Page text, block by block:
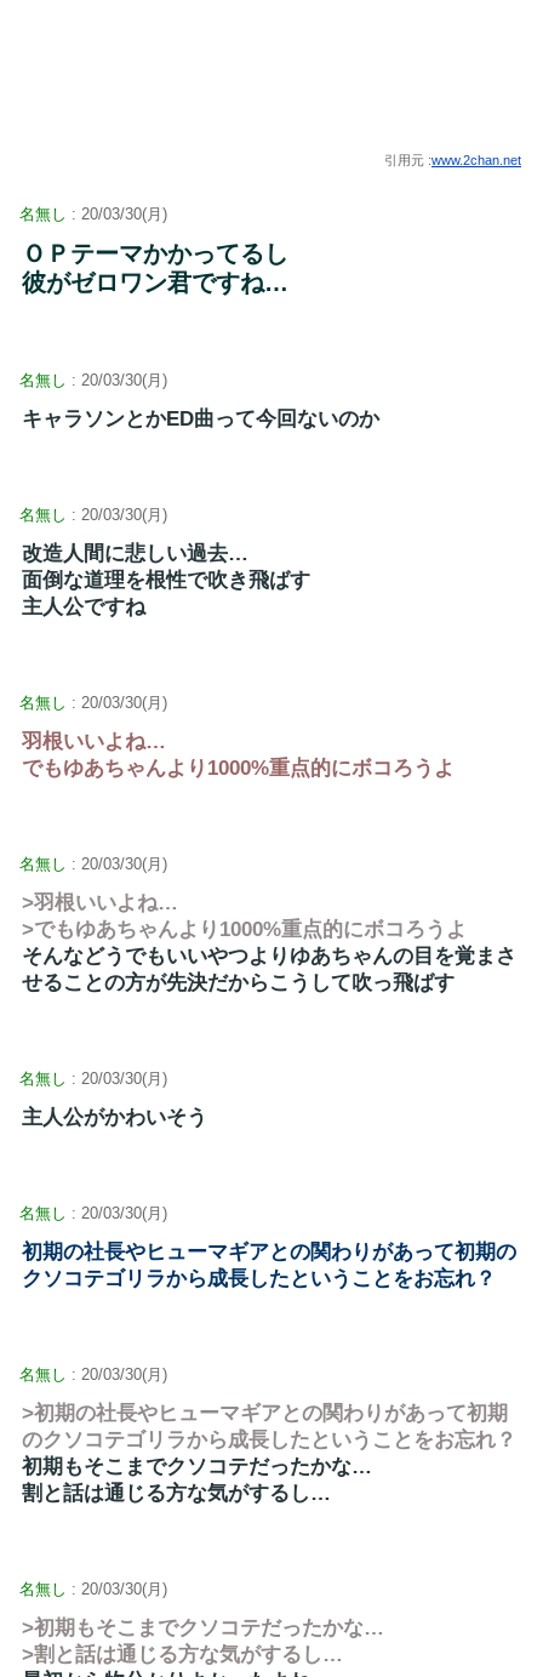
引用元 :www.2chan.net
名無し : 20/03/30(月)
ＯＰテーマかかってるし
彼がゼロワン君ですね…
名無し : 20/03/30(月)
キャラソンとかED曲って今回ないのか
名無し : 20/03/30(月)
改造人間に悲しい過去…
面倒な道理を根性で吹き飛ばす
主人公ですね
名無し : 20/03/30(月)
羽根いいよね…
でもゆあちゃんより1000%重点的にボコろうよ
名無し : 20/03/30(月)
>羽根いいよね…
>でもゆあちゃんより1000%重点的にボコろうよ
そんなどうでもいいやつよりゆあちゃんの目を覚まさ
せることの方が先決だからこうして吹っ飛ばす
名無し : 20/03/30(月)
主人公がかわいそう
名無し : 20/03/30(月)
初期の社長やヒューマギアとの関わりがあって初期の
クソコテゴリラから成長したということをお忘れ？
名無し : 20/03/30(月)
>初期の社長やヒューマギアとの関わりがあって初期
のクソコテゴリラから成長したということをお忘れ？
初期もそこまでクソコテだったかな…
割と話は通じる方な気がするし…
名無し : 20/03/30(月)
>初期もそこまでクソコテだったかな…
>割と話は通じる方な気がするし…